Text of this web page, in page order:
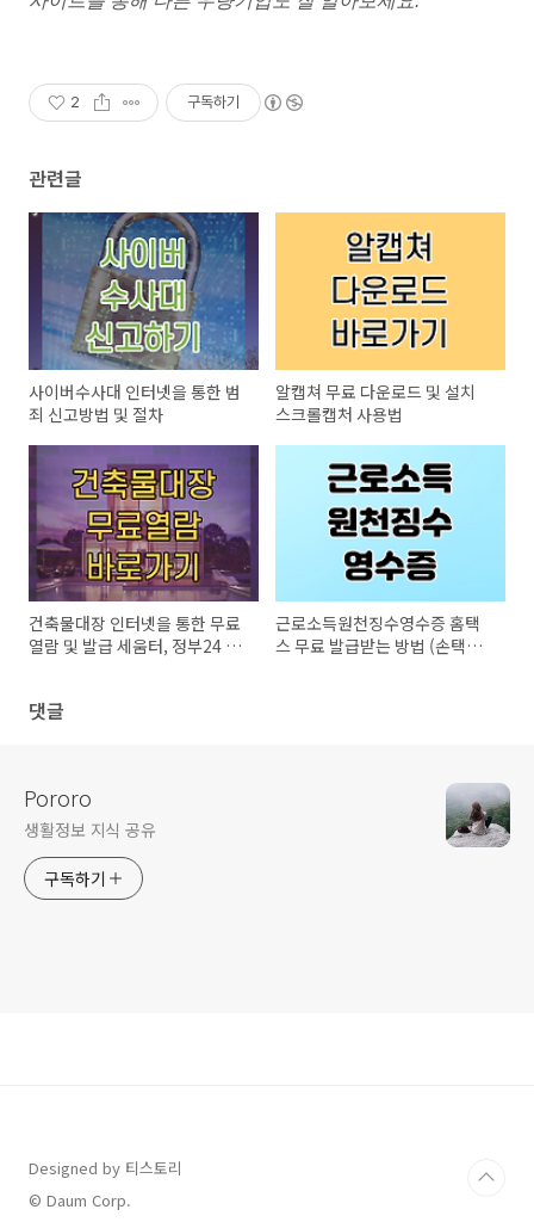
2 구독하기
관련글
사이버수사대 인터넷을 통한 범
죄 신고방법 및 절차
알캡쳐 무료 다운로드 및 설치
스크롤캡처 사용법
건축물대장 인터넷을 통한 무료
열람 및 발급 세움터, 정부24 사
근로소득원천징수영수증 홈택
스 무료 발급받는 방법 (손택스
댓글
Pororo
생활정보 지식 공유
구독하기
Designed by 티스토리
© Daum Corp.